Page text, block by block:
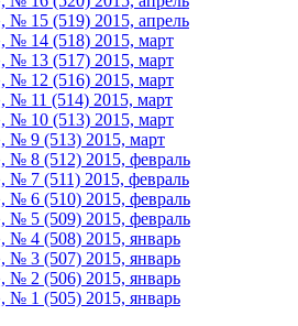
№ 15 (519) 2015, апрель
№ 14 (518) 2015, март
№ 13 (517) 2015, март
№ 12 (516) 2015, март
№ 11 (514) 2015, март
№ 10 (513) 2015, март
№ 9 (513) 2015, март
№ 8 (512) 2015, февраль
№ 7 (511) 2015, февраль
№ 6 (510) 2015, февраль
№ 5 (509) 2015, февраль
№ 4 (508) 2015, январь
№ 3 (507) 2015, январь
№ 2 (506) 2015, январь
№ 1 (505) 2015, январь